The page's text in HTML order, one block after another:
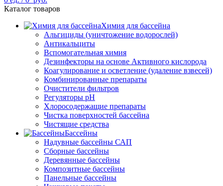
Каталог товаров
Химия для бассейна
Альгициды (уничтожение водорослей)
Антикальциты
Вспомогательная химия
Дезинфекторы на основе Активного кислорода
Коагулирование и осветление (удаление взвесей)
Комбинированные препараты
Очистители фильтров
Регуляторы pH
Хлоросодержащие препараты
Чистка поверхностей бассейна
Чистящие средства
Бассейны
Надувные бассейны САП
Сборные бассейны
Деревянные бассейны
Композитные бассейны
Панельные бассейны